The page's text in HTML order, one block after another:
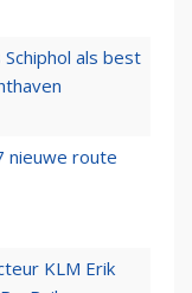
als best
nieuwe route
KLM Erik